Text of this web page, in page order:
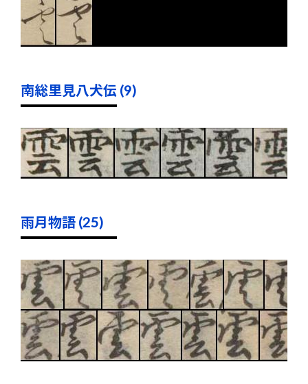
南総里見八犬伝 (9)
雨月物語 (25)